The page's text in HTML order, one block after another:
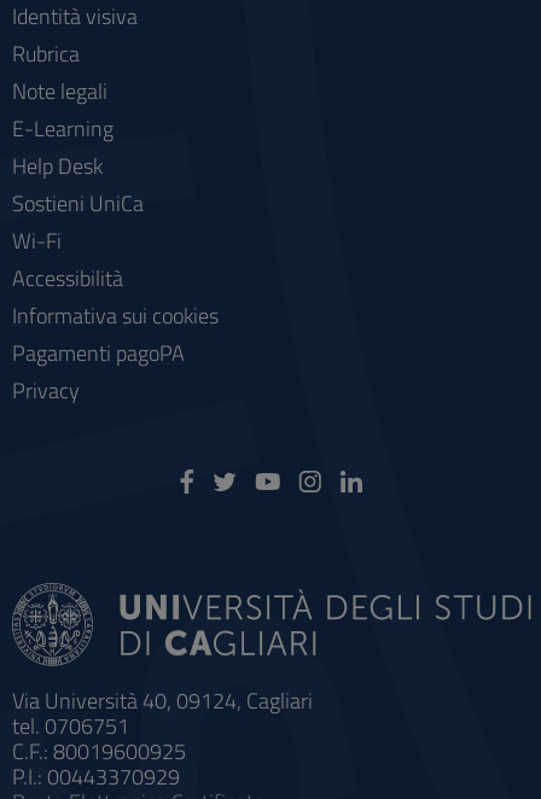
Via Università 40, 09124, Cagliari
tel. 0706751
C.F.: 80019600925
P.I.: 00443370929
Identità visiva
Rubrica
Note legali
E-Learning
Help Desk
Sostieni UniCa
Wi-Fi
Accessibilità
Informativa sui cookies
Pagamenti pagoPA
Privacy